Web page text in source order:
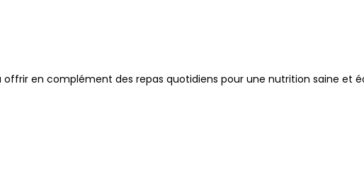
en complément des repas quotidiens pour une nutrition saine et